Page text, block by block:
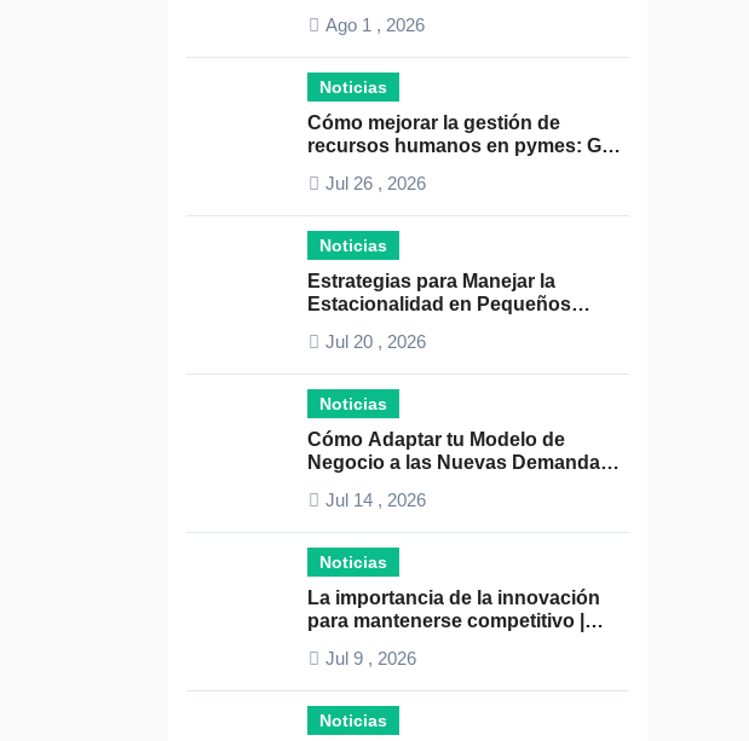
autónomos
Ago 1 , 2026
Noticias
Cómo mejorar la gestión de
recursos humanos en pymes: Guía
Jul 26 , 2026
Noticias
Estrategias para Manejar la
Estacionalidad en Pequeños
Jul 20 , 2026
Noticias
Cómo Adaptar tu Modelo de
Negocio a las Nuevas Demandas
Jul 14 , 2026
Noticias
La importancia de la innovación
para mantenerse competitivo |
Jul 9 , 2026
Noticias